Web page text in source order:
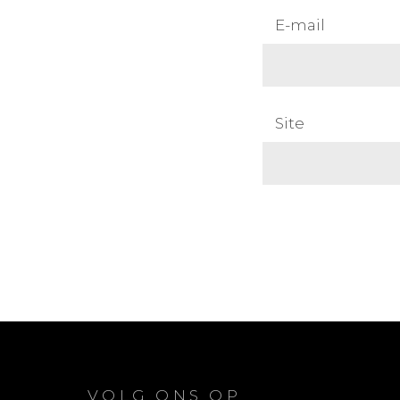
E-mail
Site
VOLG ONS OP